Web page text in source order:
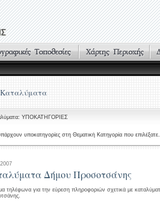
Καταλύματα
ΥΠΟΚΑΤΗΓΟΡΙΕΣ
υποκατηγορίες στη Θεματική Κατηγορία που επιλέξατε.
Δήμου Προσοτσάνης
τηλέφωνα για την εύρεση πληροφοριών σχετικά με